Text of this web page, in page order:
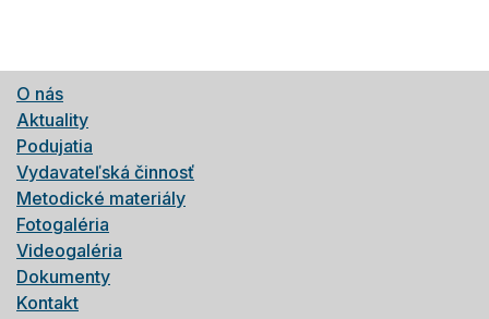
O nás
Aktuality
Podujatia
Vydavateľská činnosť
Metodické materiály
Fotogaléria
Videogaléria
Dokumenty
Kontakt